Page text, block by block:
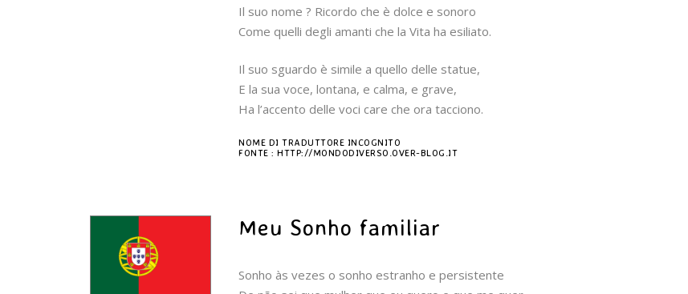
Il suo nome ? Ricordo che è dolce e sonoro
Come quelli degli amanti che la Vita ha esiliato.
Il suo sguardo è simile a quello delle statue,
E la sua voce, lontana, e calma, e grave,
Ha l’accento delle voci care che ora tacciono.
NOME DI TRADUTTORE INCOGNITO
FONTE : HTTP://MONDODIVERSO.OVER-BLOG.IT
Meu Sonho familiar
Sonho às vezes o sonho estranho e persistente